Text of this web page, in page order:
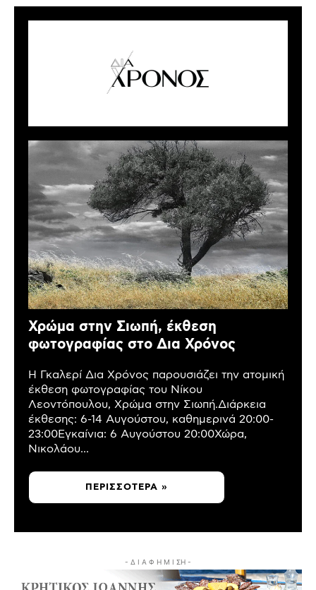
Χρώμα στην Σιωπή, έκθεση
φωτογραφίας στο Δια Χρόνος
Η Γκαλερί Δια Χρόνος παρουσιάζει την ατομική
έκθεση φωτογραφίας του Νίκου
Λεοντόπουλου, Χρώμα στην Σιωπή.Διάρκεια
έκθεσης: 6-14 Αυγούστου, καθημερινά 20:00-
23:00Εγκαίνια: 6 Αυγούστου 20:00Χώρα,
Νικολάου...
ΠΕΡΙΣΣΌΤΕΡΑ »
- Δ Ι Α Φ Η Μ Ι ΣΗ -